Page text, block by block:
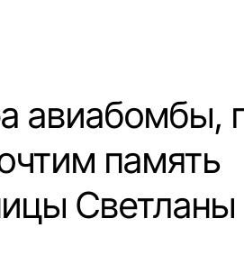
авиабомбы,
память